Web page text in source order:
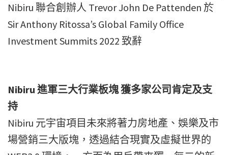
Nibiru 聯合創辦人 Trevor John De Pattenden 於
Sir Anthony Ritossa’s Global Family Office
Investment Summits 2022 致辭
Nibiru 進軍三大行業板塊 獲多家公司肯定及支
持
Nibiru 元宇宙項目未來將著力房地產、娛樂及市
場營銷三大版塊，透過結合現實及虛擬世界的